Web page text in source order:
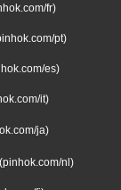
fr)
pt)
es)
it)
ja)
nl)